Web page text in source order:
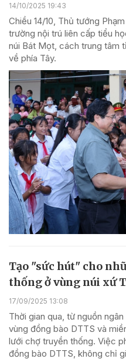
14/10/2025 19:43
Chiều 14/10, Thủ tướng
trường nội trú liên cấp tiểu
núi Bát Mọt, cách trung tâm
về phía Tây.
Tạo "sức hút" cho
thống ở vùng núi xứ
17/09/2025 13:08
Thời gian qua, từ nguồn
vùng đồng bào DTTS và
lưới chợ truyền thống. Việc
đồng bào DTTS, không chỉ